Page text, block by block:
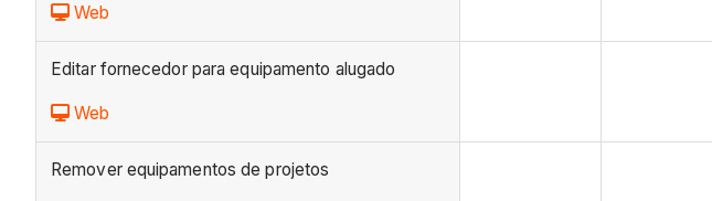
Web
Editar fornecedor para equipamento alugado
Web
Remover equipamentos de projetos